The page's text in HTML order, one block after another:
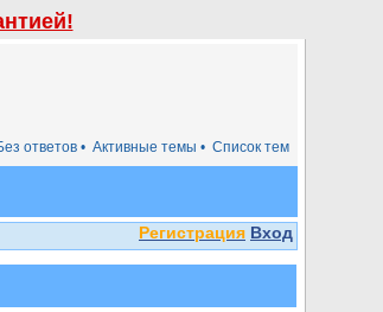
Список тем
Активные темы •
ответов •
Регистрация Вход